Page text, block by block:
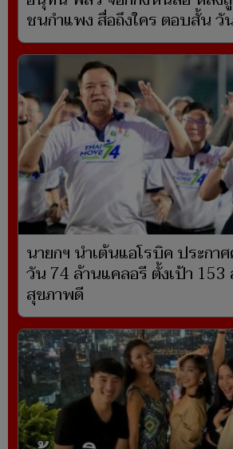
ชนกำแพง สื่อถึงใคร ตอบสั้น วั
นายกฯ นำเต้นแอโรบิค ประกา
วัน 74 ล้านแคลอรี ตั้งเป้า
สุขภาพดี